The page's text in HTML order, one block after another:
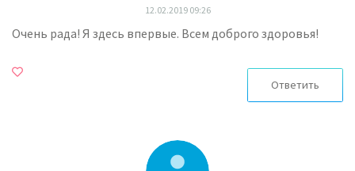
12.02.2019 09:26
Очень рада! Я здесь впервые. Всем доброго здоровья!
Ответить